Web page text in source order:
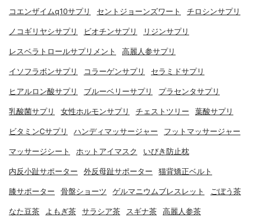
コエンザイムq10サプリ セントジョーンズワート チロシンサプリ
ノコギリヤシサプリ ビオチンサプリ リジンサプリ
レスベラトロールサプリメント 高麗人参サプリ
イソフラボンサプリ コラーゲンサプリ セラミドサプリ
ヒアルロン酸サプリ ブルーベリーサプリ プラセンタサプリ
乳酸菌サプリ 女性ホルモンサプリ チェストツリー 葉酸サプリ
ビタミンCサプリ ハンディマッサージャー フットマッサージャー
マッサージシート ホットアイマスク いびき防止枕
内反小趾サポーター 外反母趾サポーター 猫背矯正ベルト
膝サポーター 骨盤ショーツ ゲルマニウムブレスレット ごぼう茶
なた豆茶 よもぎ茶 サラシア茶 スギナ茶 高麗人参茶